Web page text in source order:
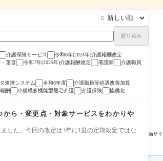

絞り込み
介護保険サービス
令和6年(2024年)介護報酬改定
運営 令和7年(2025年)介護報酬改定 看護師
介護職員
連携システム 令和6年度
介護職員等処遇改善加算
酬 小規模多機能型居宅介護 介護保険
協働化
ら・変更点・対象サービスをわかりや
した。今回の改定は3年に1度の定期改定ではな
当サ